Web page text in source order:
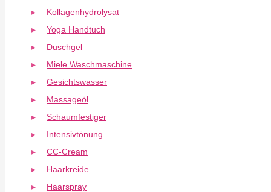
Kollagenhydrolysat
Yoga Handtuch
Duschgel
Miele Waschmaschine
Gesichtswasser
Massageöl
Schaumfestiger
Intensivtönung
CC-Cream
Haarkreide
Haarspray